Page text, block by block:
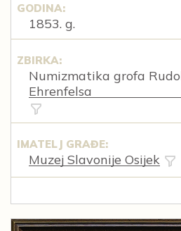
GODINA:
1853. g.
ZBIRKA:
Numizmatika grofa
Ehrenfelsa
IMATELJ GRAĐE:
Muzej Slavonije Osijek